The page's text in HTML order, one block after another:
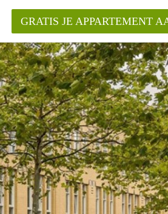
in Rotterdam?
GRATIS JE APPARTEMENT